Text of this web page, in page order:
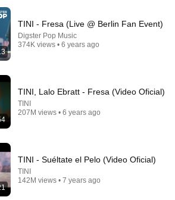
Junior H (Corridos 2023)
90M views
TINI - Fresa (Live @ Berlin Fan Event)
Digster Pop Music
374K views • 6 years ago
TINI, Lalo Ebratt - Fresa (Video Oficial)
TINI
207M views • 6 years ago
TINI - Suéltate el Pelo (Video Oficial)
TINI
142M views • 7 years ago